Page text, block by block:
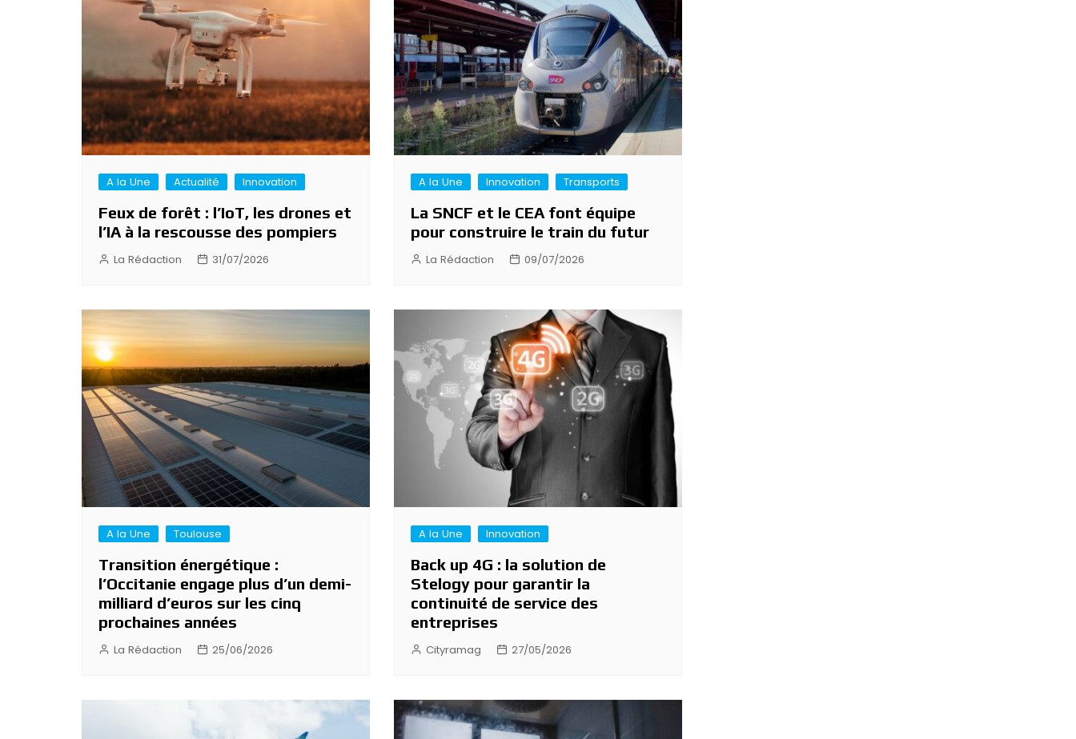
l’article
A la Une Actualité Innovation
Feux de forêt : l’IoT, les drones et
l’IA à la rescousse des pompiers
La Rédaction 31/07/2026
A la Une Innovation Transports
La SNCF et le CEA font équipe
pour construire le train du futur
La Rédaction 09/07/2026
A la Une Toulouse
Transition énergétique :
l’Occitanie engage plus d’un demi-
milliard d’euros sur les cinq
prochaines années
La Rédaction 25/06/2026
A la Une Innovation
Back up 4G : la solution de
Stelogy pour garantir la
continuité de service des
entreprises
Cityramag 27/05/2026